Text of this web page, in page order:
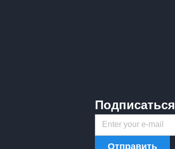
Подписаться
Enter your e-mail
Отправить